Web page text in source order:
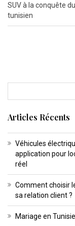
SUV à la conquête
tunisien
Articles Récents
Véhicules
application pour
réel
Comment choisir
sa relation client ?
Mariage en